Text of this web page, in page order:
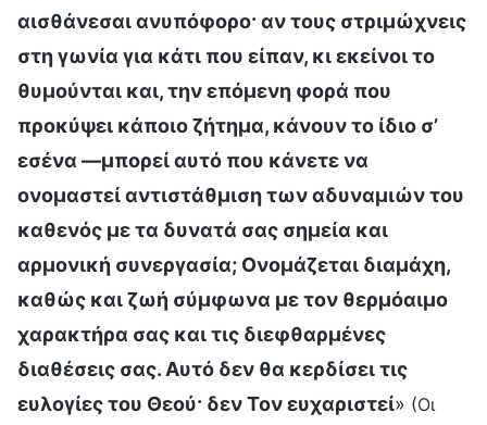
αισθάνεσαι ανυπόφορο· αν τους στριμώχνεις
στη γωνία για κάτι που είπαν, κι εκείνοι το
θυμούνται και, την επόμενη φορά που
προκύψει κάποιο ζήτημα, κάνουν το ίδιο σ’
εσένα —μπορεί αυτό που κάνετε να
ονομαστεί αντιστάθμιση των αδυναμιών του
καθενός με τα δυνατά σας σημεία και
αρμονική συνεργασία; Ονομάζεται διαμάχη,
καθώς και ζωή σύμφωνα με τον θερμόαιμο
χαρακτήρα σας και τις διεφθαρμένες
διαθέσεις σας. Αυτό δεν θα κερδίσει τις
ευλογίες του Θεού· δεν Τον ευχαριστεί» (Οι